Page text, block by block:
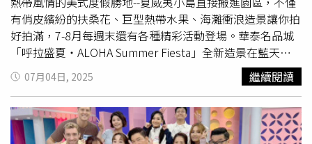
晚餐平日1,690元、假日1,990元。金色三麥酒窖店全新導入
結合影像辨識與AI演算法的「AI智慧辨識選酒系統」。（圖
／金色三麥提供）金色三麥酒窖店二代店也進駐DREAM
PLAZA，並首次導入AI人臉辨識選酒科技，只需拍一張照片
便可預測顧客的性格特質，即時推薦最適合的個人化酒款；
並推出台北信義區少見在深夜可喝到專業調酒的KTV包廂，
更首度跨入威士忌領域推出威士忌專屬包廂，推出全新
Tapas與多款亮點調酒與純飲，讓人開啟沉浸感官的微醺之
芙、哈密瓜燻鮭魚塔塔等，融合日式細膩與法式甜點技法，
口感與視覺皆細緻動人。活動自7月19日至8月18日限量供
應，極富品味價值。Platform月台町大廳酒吧推出日本山形
縣庄內地區出產、甜度高且香氣濃郁的哈密瓜，共14道鹹甜
點組合的「山形縣庄內產哈密瓜下午茶」，7月19日至8月
18日限量供應。（圖／JR東日本大飯店台北提供）東北三
大祭場景重現 住房專案搭贈餐券館內同步布置以日本東北
三大祭：青森「睡魔祭」、秋田「竿燈祭」、仙台「七夕
勢日式豬排」，即日起推出為期一個月的鰻魚季限定料理，
此次主打的「酥炸鰻魚老饕豬排套餐」，選用一隻豬只能取
兩片的極品肋眼蓋肉，肉質細嫩、油花分布如大理石，搭配
日本進口生麵包粉與遠赤外線油炸技術，穩定控溫、縮短油
炸時間。再搭配不經醬汁浸漬的白燒鰻魚，同樣裹上日式麵
包粉酥炸，吃得到鰻魚的細緻鮮味與香氣。若於7/19及7/31
當日點用此指定套餐，還可加碼獲得「鰻魚南蠻漬」乙份，
限量供應、售完為止。「紅紫蘇梅蘿蔔泥里肌豬排套餐」。
有俏皮繽紛的扶桑花、巨型熱帶水果、海灘衝浪造景讓你拍
好拍滿，7-8月每週末還有各種精彩活動登場。華泰名品城
「呼拉盛夏・ALOHA Summer Fiesta」全新造景在藍天白
雲下繽紛登場。一期廣場的日落舞台限時一個月快閃展出。
周圍高聳的棕梠樹，搭配造型泳衣、熱帶水果、粉紅火鶴、
海灘躺椅、沙灘排球，為場景增添一抹俏皮趣味，營造出超
Chill度假感。三期廣場以多彩扶桑花牆及海灘場景為主軸，
搭配超搶眼的巨型鳳梨座椅、衝浪打卡區，一踏進場域就瞬
07月04日, 2025 繼續閱讀